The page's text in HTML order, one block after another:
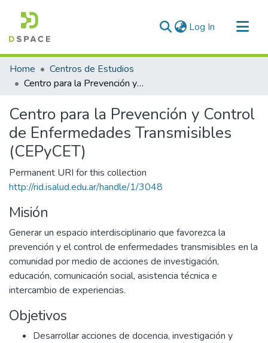
Log In (current)
Communities & Collections
All of DSpace
Home
Centros de Estudios
Centro para la Prevención y Control de Enfermedades Transmisibles (CEPyCET)
Centro para la Prevención y Control
de Enfermedades Transmisibles
(CEPyCET)
Permanent URI for this collection
http://rid.isalud.edu.ar/handle/1/3048
Misión
Generar un espacio interdisciplinario que favorezca la
prevención y el control de enfermedades transmisibles en la
comunidad por medio de acciones de investigación,
educación, comunicación social, asistencia técnica e
intercambio de experiencias.
Objetivos
Desarrollar acciones de docencia, investigación y